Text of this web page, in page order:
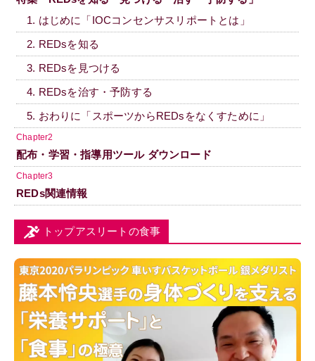
1. はじめに「IOCコンセンサスリポートとは」
2. REDsを知る
3. REDsを見つける
4. REDsを治す・予防する
5. おわりに「スポーツからREDsをなくすために」
Chapter2
配布・学習・指導用ツール ダウンロード
Chapter3
REDs関連情報
トップアスリートの食事